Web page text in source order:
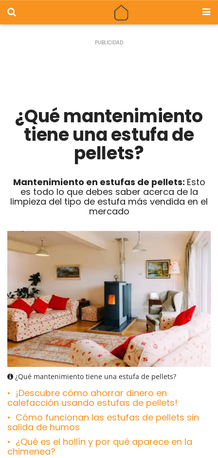
¿Qué mantenimiento
tiene una estufa de
pellets?
Mantenimiento en estufas de pellets: Esto
es todo lo que debes saber acerca de la
limpieza del tipo de estufa más vendida en el
mercado
¿Qué mantenimiento tiene una estufa de pellets?
¡Descubre cómo ahorrar dinero en
calefacción usando estufas de pellets!
Cómo funcionan las estufas de pellets sin
salida de humos
¿Qué es el hollín y por qué aparece en la
chimenea?